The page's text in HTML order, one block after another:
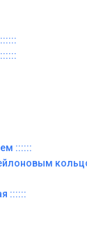
::::::
::::::